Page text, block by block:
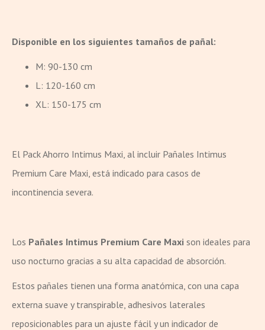
Disponible en los siguientes tamaños de pañal:
M: 90-130 cm
L: 120-160 cm
XL: 150-175 cm
El Pack Ahorro Intimus Maxi, al incluir Pañales Intimus
Premium Care Maxi, está indicado para casos de
incontinencia severa.
Los Pañales Intimus Premium Care Maxi son ideales para
uso nocturno gracias a su alta capacidad de absorción.
Estos pañales tienen una forma anatómica, con una capa
externa suave y transpirable, adhesivos laterales
reposicionables para un ajuste fácil y un indicador de